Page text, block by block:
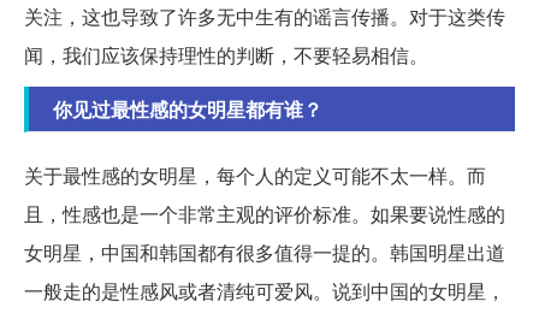
关注，这也导致了许多无中生有的谣言传播。对于这类传
闻，我们应该保持理性的判断，不要轻易相信。
你见过最性感的女明星都有谁？
关于最性感的女明星，每个人的定义可能不太一样。而
且，性感也是一个非常主观的评价标准。如果要说性感的
女明星，中国和韩国都有很多值得一提的。韩国明星出道
一般走的是性感风或者清纯可爱风。说到中国的女明星，